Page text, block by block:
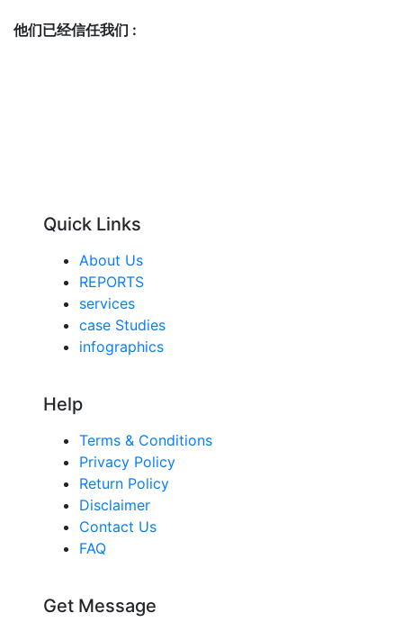
他们已经信任我们 :
Quick Links
About Us
REPORTS
services
case Studies
infographics
Help
Terms & Conditions
Privacy Policy
Return Policy
Disclaimer
Contact Us
FAQ
Get Message